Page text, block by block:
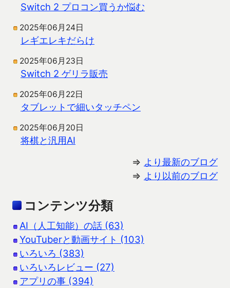
Switch 2 プロコン買うか悩む
2025年06月24日
レギエレキだらけ
2025年06月23日
Switch 2 ゲリラ販売
2025年06月22日
タブレットで細いタッチペン
2025年06月20日
将棋と汎用AI
⇒ より最新のブログ
⇒ より以前のブログ
コンテンツ分類
AI（人工知能）の話 (63)
YouTuberと動画サイト (103)
いろいろ (383)
いろいろレビュー (27)
アプリの事 (394)